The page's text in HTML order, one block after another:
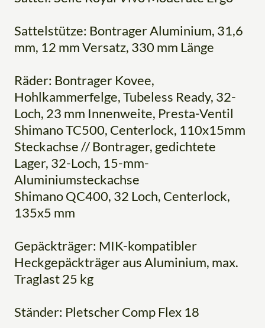
Sattelstütze: Bontrager Aluminium, 31,6
mm, 12 mm Versatz, 330 mm Länge
Räder: Bontrager Kovee,
Hohlkammerfelge, Tubeless Ready, 32-
Loch, 23 mm Innenweite, Presta-Ventil
Shimano TC500, Centerlock, 110x15mm
Steckachse // Bontrager, gedichtete
Lager, 32-Loch, 15-mm-
Aluminiumsteckachse
Shimano QC400, 32 Loch, Centerlock,
135x5 mm
Gepäckträger: MIK-kompatibler
Heckgepäckträger aus Aluminium, max.
Traglast 25 kg
Ständer: Pletscher Comp Flex 18